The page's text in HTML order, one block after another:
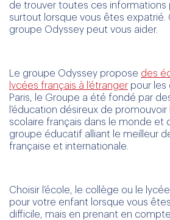
de trouver toutes ces informations
surtout lorsque vous êtes expatrié.
groupe Odyssey peut vous aider.
Le groupe Odyssey propose des
lycées français à l’étranger pour les
Paris, le Groupe a été fondé par
l’éducation désireux de promouvoir
scolaire français dans le monde et
groupe éducatif alliant le meilleur
française et internationale.
Choisir l’école, le collège ou le
pour votre enfant lorsque vous
difficile, mais en prenant en